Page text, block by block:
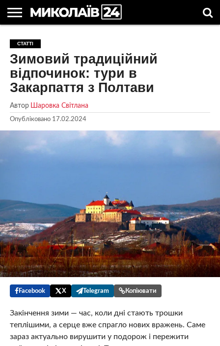
НОВИНИ
НОВИНИ
МИКОЛАЄВА
МИКОЛАЇВСЬКА
ОБЛАСТЬ
НОВИНИ
СПОРТУ
УКРАЇНА
ТА СВІТ
НОВИНИ
КОМПАНІЙ
АСТРОЛОГІЯ
СВЯТА
В
УКРАЇНІ
КОРИСНІ
СТАТТІ
СТАТТІ
Зимовий традиційний
відпочинок: тури в
Закарпаття з Полтави
Автор Шаровка Світлана
Опубліковано 17.02.2024
Facebook X Telegram Копіювати
Закінчення зими — час, коли дні стають трошки
теплішими, а серце вже спрагло нових вражень. Саме
зараз актуально вирушити у подорож і пережити